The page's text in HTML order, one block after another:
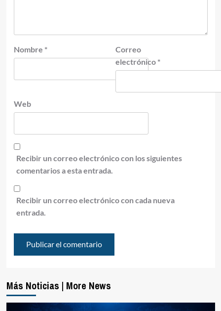
Nombre *
Correo
electrónico *
Web
Recibir un correo electrónico con los siguientes
comentarios a esta entrada.
Recibir un correo electrónico con cada nueva
entrada.
Más Noticias | More News